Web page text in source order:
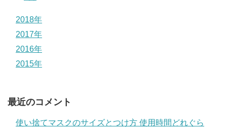
2018年
2017年
2016年
2015年
最近のコメント
使い捨てマスクのサイズとつけ方 使用時間どれぐら